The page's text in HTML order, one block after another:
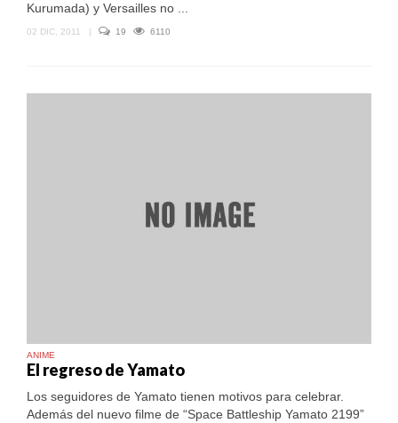
Kurumada) y Versailles no ...
02 DIC, 2011 | 19 6110
ANIME
El regreso de Yamato
Los seguidores de Yamato tienen motivos para celebrar.
Además del nuevo filme de “Space Battleship Yamato 2199”